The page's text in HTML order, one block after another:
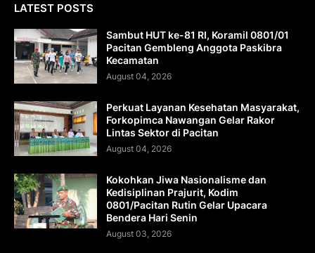
LATEST POSTS
Sambut HUT ke-81 RI, Koramil 0801/01
Pacitan Gembleng Anggota Paskibra
Kecamatan
August 04, 2026
Perkuat Layanan Kesehatan Masyarakat,
Forkopimca Nawangan Gelar Rakor
Lintas Sektor di Pacitan
August 04, 2026
Kokohkan Jiwa Nasionalisme dan
Kedisiplinan Prajurit, Kodim
0801/Pacitan Rutin Gelar Upacara
Bendera Hari Senin
August 03, 2026